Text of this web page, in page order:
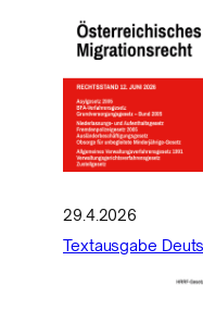
29.4.2026
Textausgabe